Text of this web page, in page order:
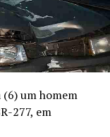
um homem
277, em